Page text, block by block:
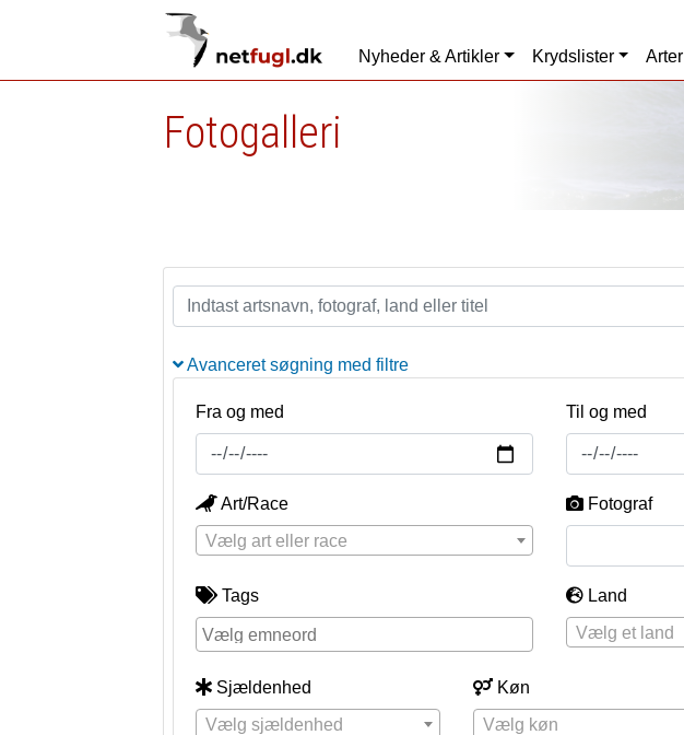
Nyheder & Artikler Krydslister Arter
Fotogalleri
Avanceret søgning med filtre
Fra og med Til og med
Art/Race
Vælg art eller race
Fotograf
Tags
Land
Vælg et land
Sjældenhed
Vælg sjældenhed
Køn
Vælg køn